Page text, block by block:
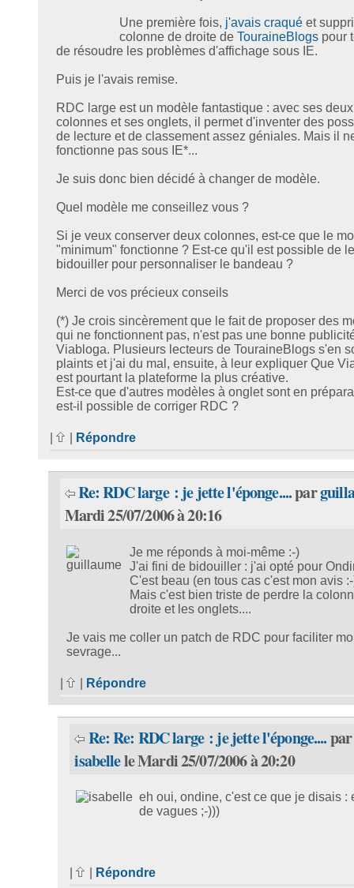
Une première fois, j'avais craquéet
colonne de droite de TouraineBlogspour
de résoudre les problèmes d'affichage sous IE.
Puis je l'avais remise.
RDC large est un modèle fantastique : avec ses deux
colonnes et ses onglets, il permet d'inventer des
de lecture et de classement assez géniales. Mais il
fonctionne pas sous IE*...
Je suis donc bien décidé à changer de modèle.
Quel modèle me conseillez vous ?
Si je veux conserver deux colonnes, est-ce que le
"minimum" fonctionne ? Est-ce qu'il est possible de le
bidouiller pour personnaliser le bandeau ?
Merci de vos précieux conseils
(*) Je crois sincèrement que le fait de proposer des
qui ne fonctionnent pas, n'est pas une bonne
Viabloga. Plusieurs lecteurs de TouraineBlogs s'en
plaints et j'ai du mal, ensuite, à leur expliquer Que
est pourtant la plateforme la plus créative.
Est-ce que d'autres modèles à onglet sont en
est-il possible de corriger RDC ?
Répondre
Re: RDC large : je jette l'éponge....par
Mardi 25/07/2006 à 20:16
Je me réponds à moi-même :-)
J'ai fini de bidouiller : j'ai opté pour
C'est beau (en tous cas c'est mon avis
Mais c'est bien triste de perdre la
droite et les onglets....
Je vais me coller un patch de RDC pour faciliter
sevrage...
Répondre
Re: Re: RDC large : je jette l'éponge....par
isabellele Mardi 25/07/2006 à 20:20
eh oui, ondine, c'est ce que je disais :
de vagues ;-)))
| Répondre